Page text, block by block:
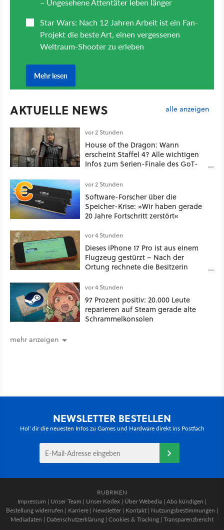
AKTUELLE NEWS alle anzeigen
vor 2 Stunden
House of the Dragon: Wann
erscheint Staffel 4? Alle wichtigen
Infos zum Serien-Finale des GoT-
vor 2 Stunden
Software-Forscher über die
Speicher-Krise: »Wir haben gerade
20 Jahre Fortschritt zerstört«
vor 4 Stunden
Dieses iPhone 17 Pro ist aus einem
Flugzeug gestürzt – Nach der
Ortung rechnete die Besitzerin
vorzufinden
vor 4 Stunden
97 Prozent positiv: 20.000 Leute
reparieren auf Steam gerade alte
Schrammelkonsolen
mehr anzeigen
NEWSLETTER BESTELLEN
Hol' dir die neuesten Infos zu Games und Hardware direkt ins Postfach
RUBRIKEN
Impressum | Unser Team | Unser Kodex | Über Webedia | Abo kündigen |
Bestellung widerrufen | Karriere | Newsletter | Kontakt | Nutzungsbestimmungen |
Mediadaten | Datenschutzerklärung | Cookies & Tracking | Transparenzbericht